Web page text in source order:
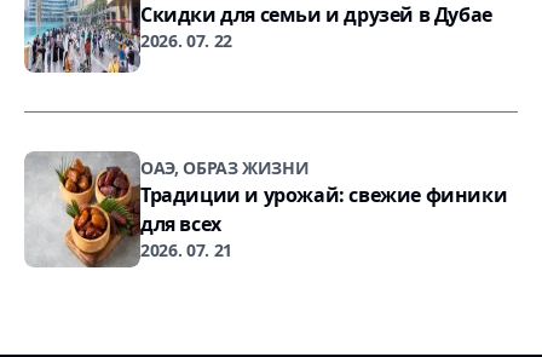
Скидки для семьи и друзей в Дубае
2026. 07. 22
ОАЭ, ОБРАЗ ЖИЗНИ
Традиции и урожай: свежие финики
для всех
2026. 07. 21